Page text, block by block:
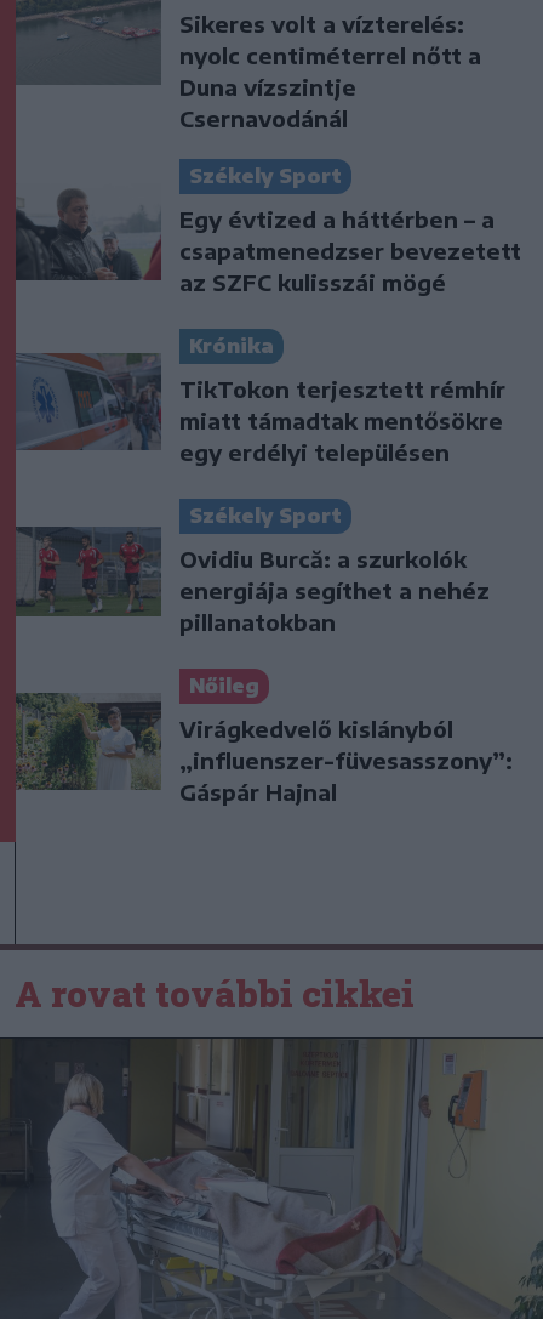
Sikeres volt a vízterelés:
nyolc centiméterrel nőtt a
Duna vízszintje
Csernavodánál
Székely Sport
Egy évtized a háttérben – a
csapatmenedzser bevezetett
az SZFC kulisszái mögé
Krónika
TikTokon terjesztett rémhír
miatt támadtak mentősökre
egy erdélyi településen
Székely Sport
Ovidiu Burcă: a szurkolók
energiája segíthet a nehéz
pillanatokban
Nőileg
Virágkedvelő kislányból
„influenszer-füvesasszony”:
Gáspár Hajnal
A rovat további cikkei